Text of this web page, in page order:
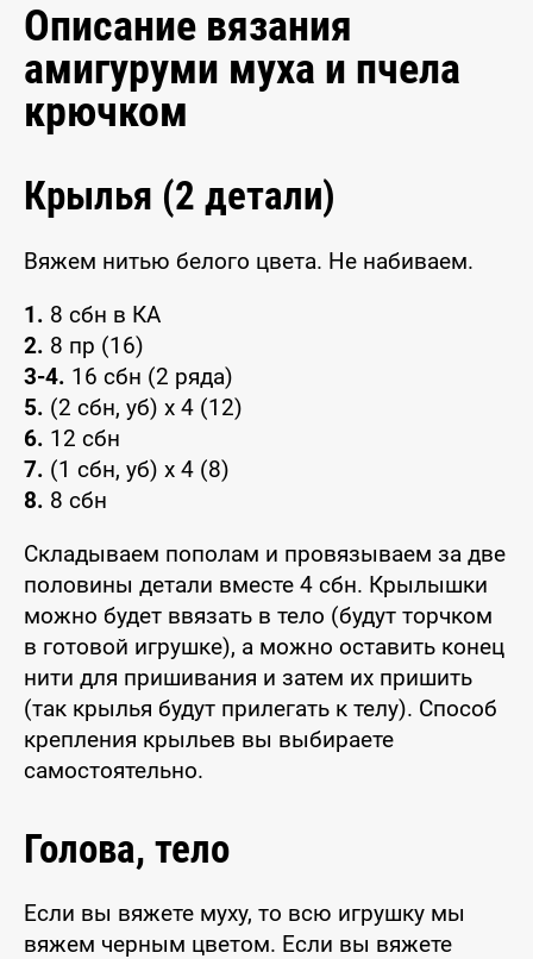
Описание вязания
амигуруми муха и пчела
крючком
Крылья (2 детали)
Вяжем нитью белого цвета. Не набиваем.
1. 8 сбн в КА
2. 8 пр (16)
3-4. 16 сбн (2 ряда)
5. (2 сбн, уб) х 4 (12)
6. 12 сбн
7. (1 сбн, уб) х 4 (8)
8. 8 сбн
Складываем пополам и провязываем за две
половины детали вместе 4 сбн. Крылышки
можно будет ввязать в тело (будут торчком
в готовой игрушке), а можно оставить конец
нити для пришивания и затем их пришить
(так крылья будут прилегать к телу). Способ
крепления крыльев вы выбираете
самостоятельно.
Голова, тело
Если вы вяжете муху, то всю игрушку мы
вяжем черным цветом. Если вы вяжете